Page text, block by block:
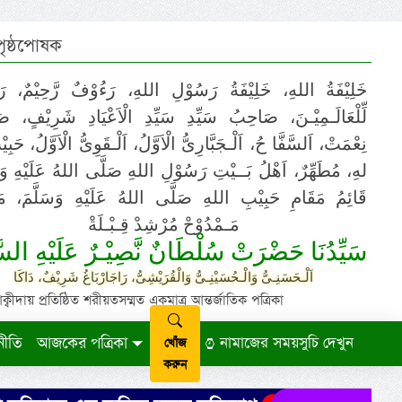
خَلِيْفَةُ اللهِ، خَلِيْفَةُ رَسُوْلِ اللهِ، رَءُوْفٌ رَّحِيْمٌ،
لِّلْعَالَـمِيْـنَ، صَاحِبُ سَيِّدِ سَيِّدِ الْاَعْيَادِ شَرِيْفٍ،
نِعْمَتْ، اَلسَّفَّا حُ، اَلْـجَبَّارِىُّ الْاَوَّلُ، اَلْـقَوِىُّ الْاَوَّلُ،
لهِ، مُطَهِّرٌ، اَهْلُ بَــيْتِ رَسُوْلِ اللهِ صَلَّى اللهُ عَلَيْهِ
قَائِمُ مَقَامِ حَبِيْبِ اللهِ صَلَّى اللهُ عَلَيْهِ وَسَلَّمَ،
مَـمْدُوْحْ مُرْشِدْ قِـبْـلَةْ
سَيِّدُنَا حَضْرَتْ سُلْطَانٌ نَّصِيْـرٌ عَلَيْهِ
اَلْـحَسَنِـىُّ وَالْـحُسَيْنِـىُّ وَالْقُرَيْشِىُّ، رَاجَارْبَاغُ شَرِيْفٌ، دَاكَا
প্রতিষ্ঠিত শরীয়তসম্মত একমাত্র আন্তর্জাতিক পত্রিকা
আজকের পত্রিকা
খোঁজ
করুন
নামাজের সময়সুচি দেখুন